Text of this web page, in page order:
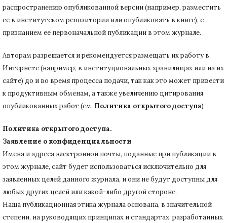
распространению опубликованной версии (например, разместить
ее в институтском репозитории или опубликовать в книге), с
признанием ее первоначальной публикации в этом журнале.
Авторам разрешается и рекомендуется размещать их работу в
Интернете (например, в институциональных хранилищах или на их
сайте) до и во время процесса подачи, так как это может привести
к продуктивным обменам, а также увеличению цитирования
опубликованных работ (см. Политика открытого доступа)
Политика открытого доступа.
Заявление о конфиденциальности
Имена и адреса электронной почты, поданные при публикации в
этом журнале, сайт будет использоваться исключительно для
заявленных целей данного журнала, и они не будут доступны для
любых других целей или какой-либо другой стороне.
Наша публикационная этика журнала основана, в значительной
степени, на руководящих принципах и стандартах, разработанных